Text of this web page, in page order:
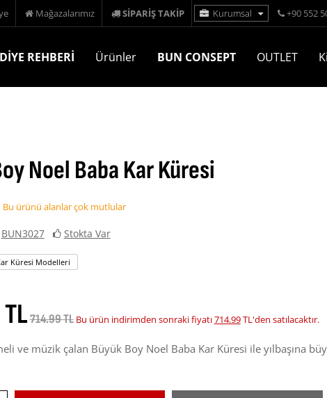
Mağazalarımız SİPARİŞ TAKİP Kurumsal +90 552
REHBERİ Ürünler BUN CONSEPT OUTLET
Noel Baba Kar Küresi
Bu ürünü alanlar çok mutlular
BUN3027 Stokta Var
Küresi Modelleri
714.99 TL Bu ürün indirimden sonraki fiyatı714.99TL'den satılacaktır.
ve müzik çalan Büyük Boy Noel Baba Kar Küresi ile yılbaşına